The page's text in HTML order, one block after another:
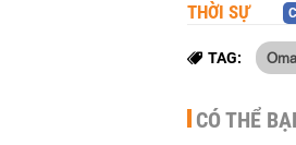
THỜI SỰ
TAG:
CÓ THỂ